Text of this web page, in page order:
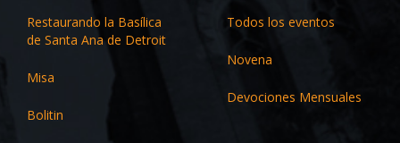
Restaurando la Basílica
de Santa Ana de Detroit
Misa
Bolitin
Todos los eventos
Novena
Devociones Mensuales